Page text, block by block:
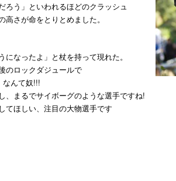
ろう」といわれるほどのクラッシュ
さが命をとりとめました。
になったよ」と杖を持って現れた。
のロックダジュールで
んて奴!!!
、まるでサイボーグのような選手ですね!
てほしい、注目の大物選手です